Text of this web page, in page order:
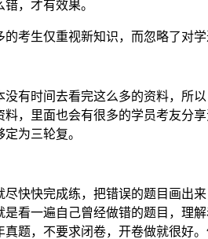
，才有效果。
考生仅重视新知识，而忽略了对
有时间去看完这么多的资料，所
，里面也会有很多的学员考友分
为三轮复。
快快完成练，把错误的题目画出
看一遍自己曾经做错的题目，理解
题，不要求闭卷，开卷做就很好